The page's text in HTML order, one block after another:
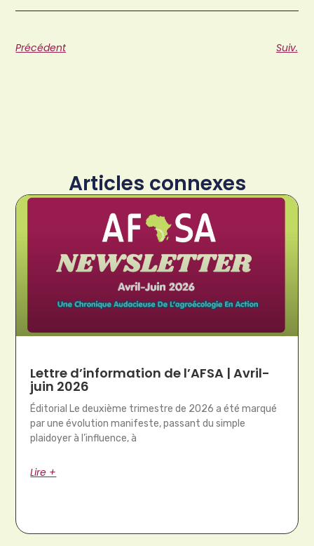
Précédent Suiv.
Articles connexes
Lettre d’information de l’AFSA | Avril-
juin 2026
Éditorial Le deuxième trimestre de 2026 a été marqué
par une évolution manifeste, passant du simple
plaidoyer à l’influence, à
Lire +